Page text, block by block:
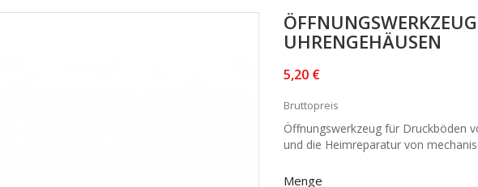
UHRENGEHÄUSEN
5,20 €
Bruttopreis
Öffnungswerkzeug für Druckböden
und die Heimreparatur von
Menge